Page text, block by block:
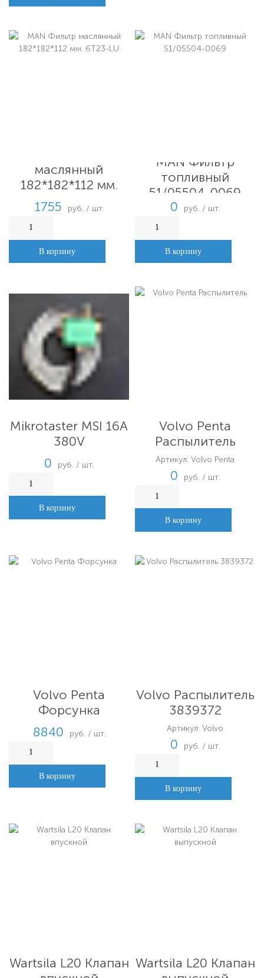
маслянный
182*182*112 мм.
6T23-LU
1755 руб. / шт.
В корзину
MAN Фильтр
топливный
51/05504-0069
0
руб. / шт.
В корзину
Mikrotaster MSI 16A
380V
0
руб. / шт.
В корзину
Volvo Penta
Распылитель
Артикул: Volvo Penta
0 руб. / шт.
В корзину
Volvo Penta
Форсунка
8840
руб. / шт.
В корзину
Volvo Распылитель
3839372
Артикул: Volvo
0 руб. / шт.
В корзину
Wartsila L20 Клапан Wartsila L20 Клапан